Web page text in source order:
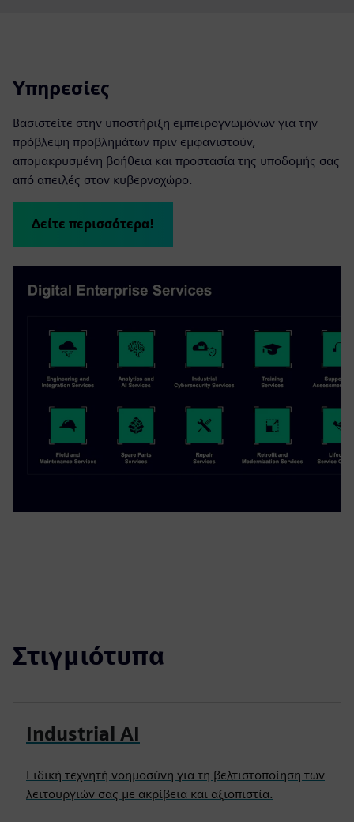
Υπηρεσίες
Βασιστείτε στην υποστήριξη εμπειρογνωμόνων για την
πρόβλεψη προβλημάτων πριν εμφανιστούν,
απομακρυσμένη βοήθεια και προστασία της υποδομής σας
από απειλές στον κυβερνοχώρο.
Δείτε περισσότερα!
Στιγμιότυπα
Industrial AI
Ειδική τεχνητή νοημοσύνη για τη βελτιστοποίηση των
λειτουργιών σας με ακρίβεια και αξιοπιστία.